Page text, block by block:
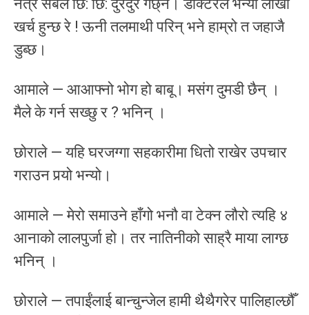
नत्र सबैले छि: छि: दुरदुर गर्छ्न। डाक्टरले भन्या लाखौं
खर्च हुन्छ रे ! ऊनी तलमाथी परिन् भने हाम्रो त जहाजै
डुब्छ।
आमाले — आआफ्नो भोग हो बाबू। मसंग दुमडी छैन् ।
मैले के गर्न सख्छु र ? भनिन् ।
छोराले — यहि घरजग्गा सहकारीमा धितो राखेर उपचार
गराउन पर्‍यो भन्यो।
आमाले — मेरो समाउने हाँगो भनौ वा टेक्न लौरो त्यहि ४
आनाको लालपुर्जा हो। तर नातिनीको साह्रै माया लाग्छ
भनिन् ।
छोराले — तपाईंलाई बान्चुन्जेल हामी थैथैगरेर पालिहाल्छौँ